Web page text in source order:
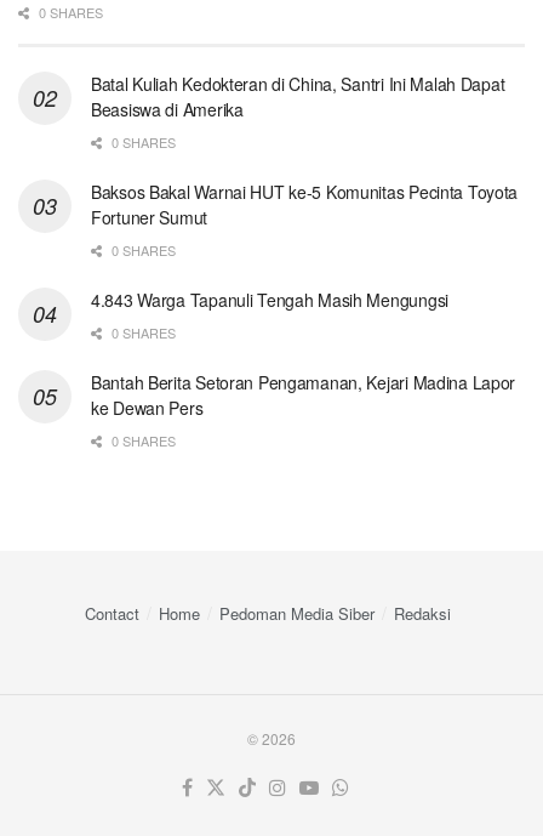
0 SHARES
Batal Kuliah Kedokteran di China, Santri Ini Malah Dapat
Beasiswa di Amerika
0 SHARES
Baksos Bakal Warnai HUT ke-5 Komunitas Pecinta Toyota
Fortuner Sumut
0 SHARES
4.843 Warga Tapanuli Tengah Masih Mengungsi
0 SHARES
Bantah Berita Setoran Pengamanan, Kejari Madina Lapor
ke Dewan Pers
0 SHARES
Contact Home Pedoman Media Siber Redaksi
© 2026